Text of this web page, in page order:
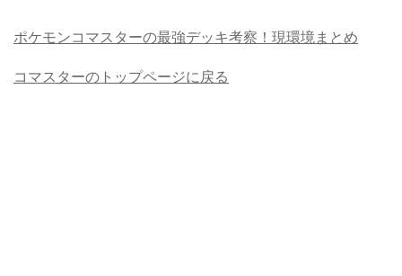
ポケモンコマスターの最強デッキ考察！現環境まとめ
コマスターのトップページに戻る